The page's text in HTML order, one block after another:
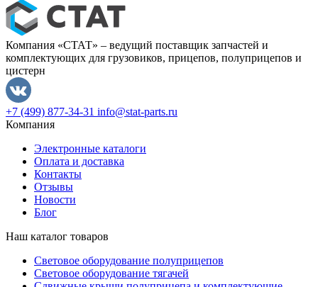
Компания «СТАТ» – ведущий поставщик запчастей и
комплектующих для грузовиков, прицепов, полуприцепов и
цистерн
+7 (499) 877-34-31 info@stat-parts.ru
Компания
Электронные каталоги
Оплата и доставка
Контакты
Отзывы
Новости
Блог
Наш каталог товаров
Световое оборудование полуприцепов
Световое оборудование тягачей